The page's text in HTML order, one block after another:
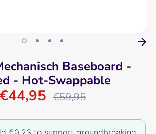
Baseboard -
- Hot-Swappable
€44,95
Regular
price
€59,95